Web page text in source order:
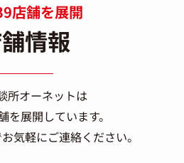
店舗を展開
情報
所オーネットは
を展開しています。
気軽にご連絡ください。